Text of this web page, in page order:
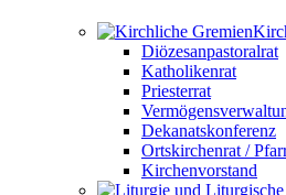
Diözesanpastoralrat
Katholikenrat
Priesterrat
Dekanatskonferenz
Ortskirchenrat /
Kirchenvorstand